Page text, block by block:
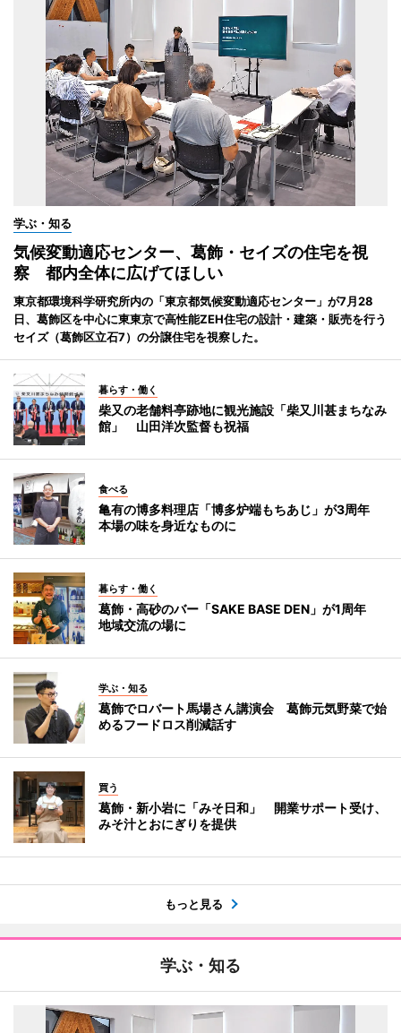
学ぶ・知る
気候変動適応センター、葛飾・セイズの住宅を視
察 都内全体に広げてほしい
東京都環境科学研究所内の「東京都気候変動適応センター」が7月28
日、葛飾区を中心に東東京で高性能ZEH住宅の設計・建築・販売を行う
セイズ（葛飾区立石7）の分譲住宅を視察した。
暮らす・働く
柴又の老舗料亭跡地に観光施設「柴又川甚まちなみ
館」 山田洋次監督も祝福
食べる
亀有の博多料理店「博多炉端もちあじ」が3周年
本場の味を身近なものに
暮らす・働く
葛飾・高砂のバー「SAKE BASE DEN」が1周年
地域交流の場に
学ぶ・知る
葛飾でロバート馬場さん講演会 葛飾元気野菜で始
めるフードロス削減話す
買う
葛飾・新小岩に「みそ日和」 開業サポート受け、
みそ汁とおにぎりを提供
もっと見る
学ぶ・知る